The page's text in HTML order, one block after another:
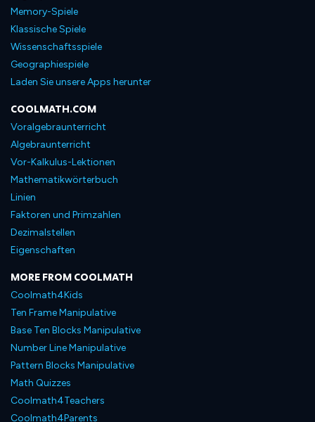
Memory-Spiele
Klassische Spiele
Wissenschaftsspiele
Geographiespiele
Laden Sie unsere Apps herunter
COOLMATH.COM
Voralgebraunterricht
Algebraunterricht
Vor-Kalkulus-Lektionen
Mathematikwörterbuch
Linien
Faktoren und Primzahlen
Dezimalstellen
Eigenschaften
MORE FROM COOLMATH
Coolmath4Kids
Ten Frame Manipulative
Base Ten Blocks Manipulative
Number Line Manipulative
Pattern Blocks Manipulative
Math Quizzes
Coolmath4Teachers
Coolmath4Parents